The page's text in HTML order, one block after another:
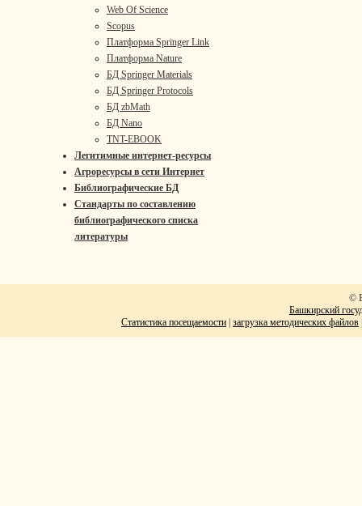
Web Of Science
Scopus
Платформа Springer Link
Платформа Nature
БД Springer Materials
БД Springer Protocols
БД zbMath
БД Nano
TNT-EBOOK
Легитимные интернет-ресурсы
Агроресурсы в сети Интернет
Библиографические БД
Стандарты по составлению
библиографического списка
литературы
©
Башкирский
Статистика посещаемости загрузка методических файлов